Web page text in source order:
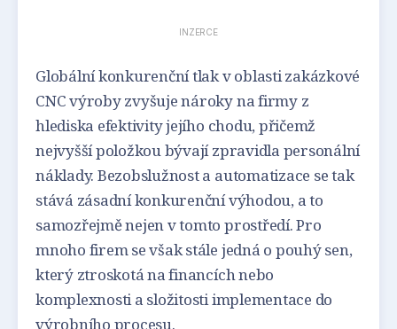
INZERCE
Globální konkurenční tlak v oblasti zakázkové
CNC výroby zvyšuje nároky na firmy z
hlediska efektivity jejího chodu, přičemž
nejvyšší položkou bývají zpravidla personální
náklady. Bezobslužnost a automatizace se tak
stává zásadní konkurenční výhodou, a to
samozřejmě nejen v tomto prostředí. Pro
mnoho firem se však stále jedná o pouhý sen,
který ztroskotá na financích nebo
komplexnosti a složitosti implementace do
výrobního procesu.